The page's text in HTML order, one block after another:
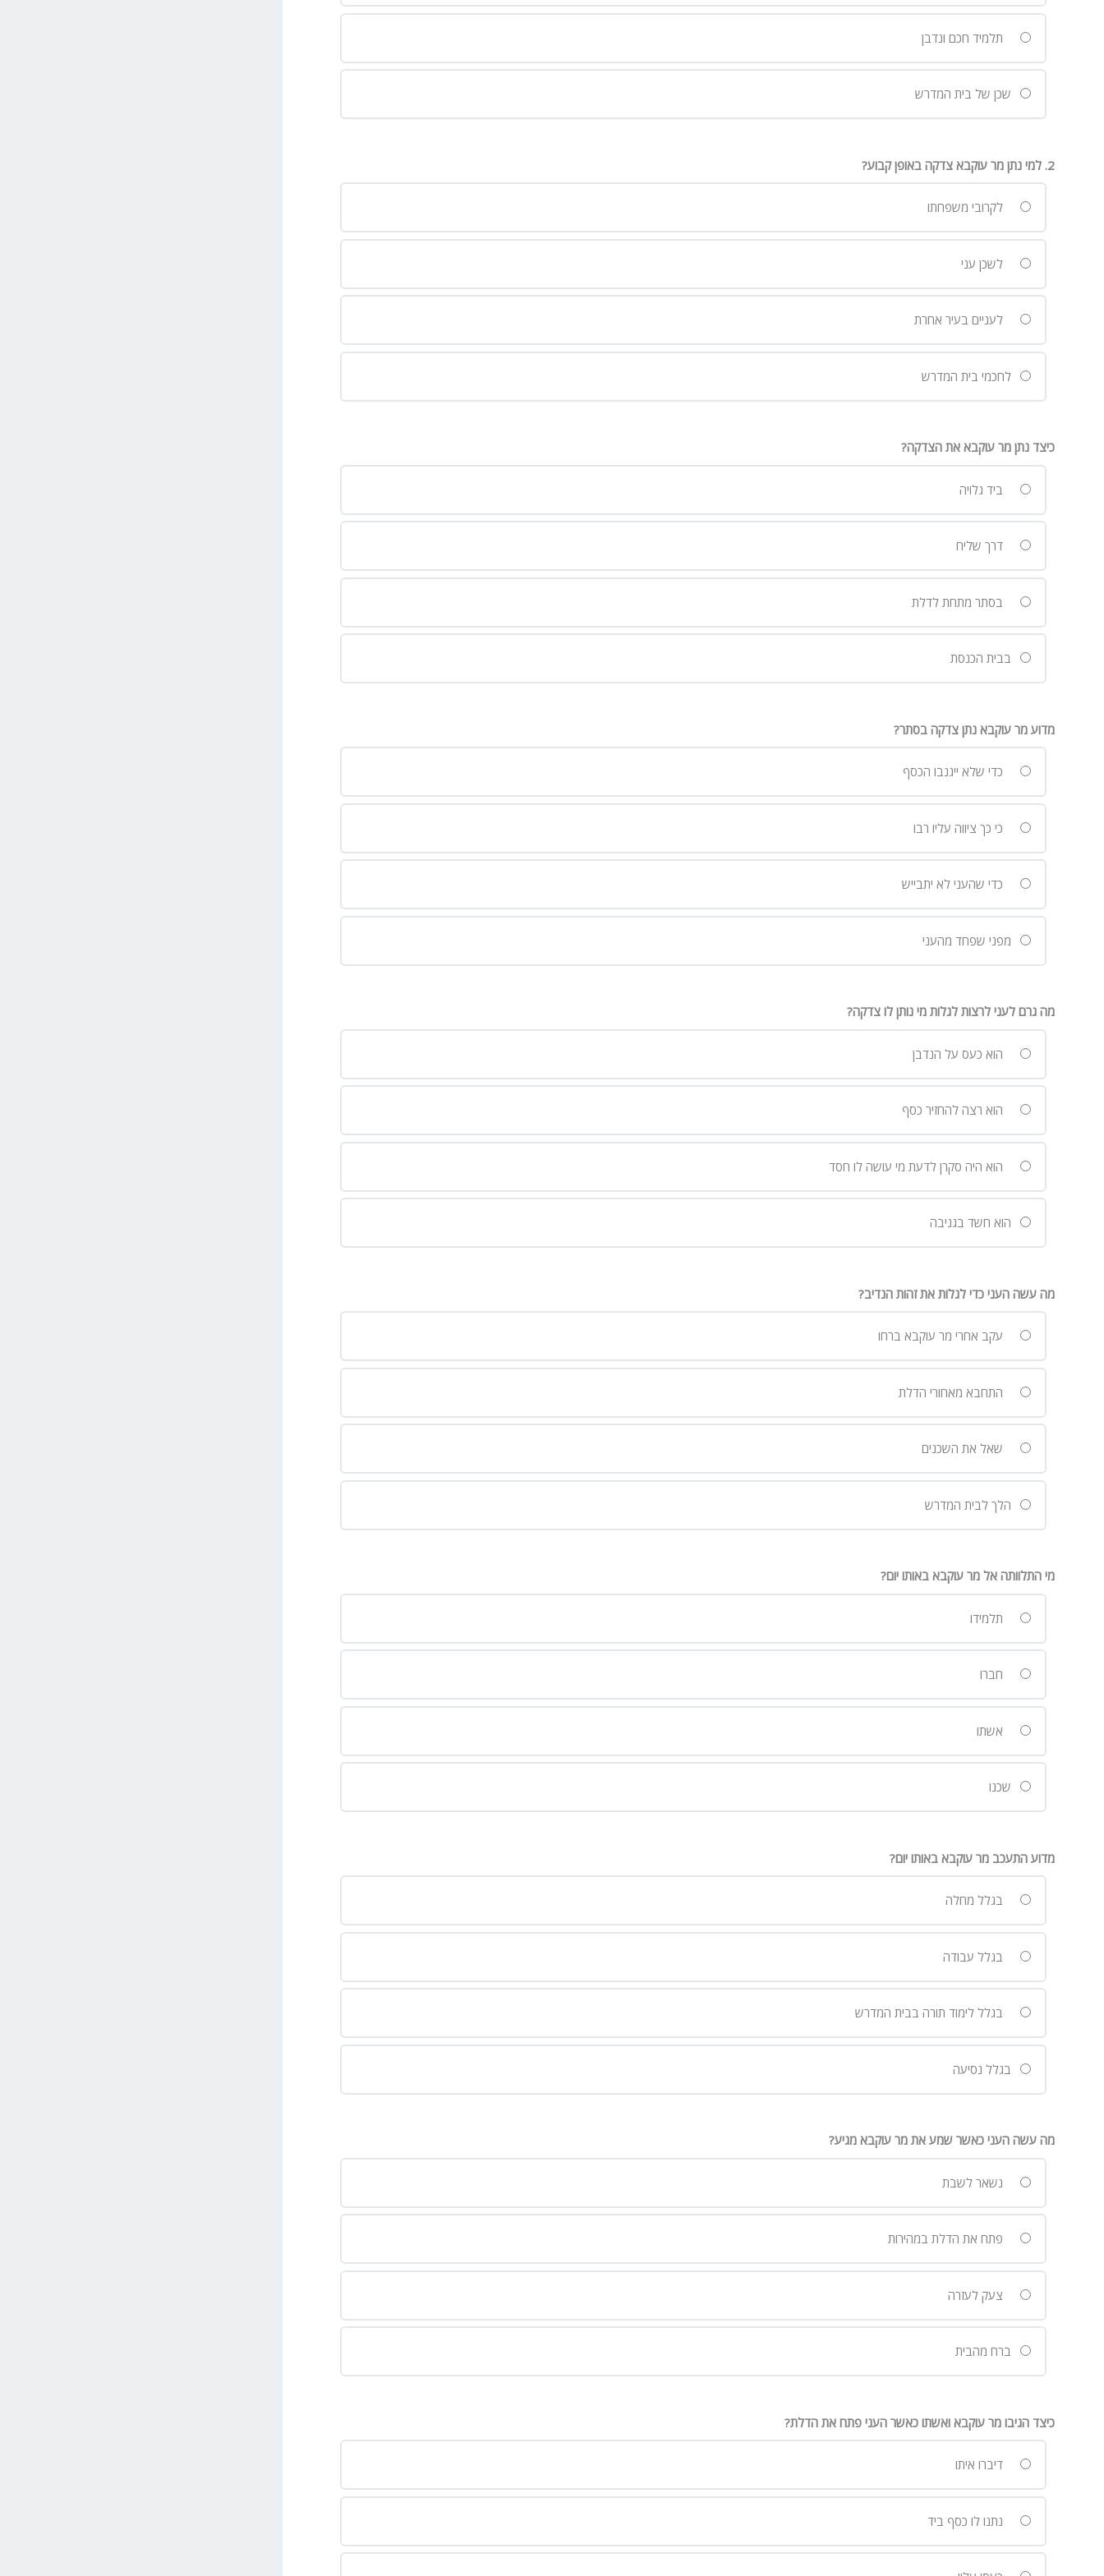
תלמיד חכם ונדבן
שכן של בית המדרש
2. למי נתן מר עוקבא צדקה באופן קבוע?
לקרובי משפחתו
לשכן עני
לעניים בעיר אחרת
לחכמי בית המדרש
כיצד נתן מר עוקבא את הצדקה?
ביד גלויה
דרך שליח
בסתר מתחת לדלת
בבית הכנסת
מדוע מר עוקבא נתן צדקה בסתר?
כדי שלא ייגנבו הכסף
כי כך ציווה עליו רבו
כדי שהעני לא יתבייש
מפני שפחד מהעני
מה גרם לעני לרצות לגלות מי נותן לו צדקה?
הוא כעס על הנדבן
הוא רצה להחזיר כסף
הוא היה סקרן לדעת מי עושה לו חסד
הוא חשד בגניבה
מה עשה העני כדי לגלות את זהות הנדיב?
עקב אחרי מר עוקבא ברחו
התחבא מאחורי הדלת
שאל את השכנים
הלך לבית המדרש
מי התלוותה אל מר עוקבא באותו יום?
תלמידו
חברו
אשתו
שכנו
מדוע התעכב מר עוקבא באותו יום?
בגלל מחלה
בגלל עבודה
בגלל לימוד תורה בבית המדרש
בגלל נסיעה
מה עשה העני כאשר שמע את מר עוקבא מגיע?
נשאר לשבת
פתח את הדלת במהירות
צעק לעזרה
ברח מהבית
כיצד הגיבו מר עוקבא ואשתו כאשר העני פתח את הדלת?
דיברו איתו
נתנו לו כסף ביד